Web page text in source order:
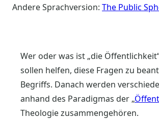
Andere Sprachversion: The Public
Wer oder was ist „die
sollen helfen, diese Fragen zu
Begriffs. Danach werden
anhand des Paradigmas der „
Theologie zusammengehören.